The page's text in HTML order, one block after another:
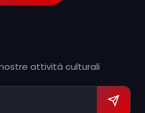
attività culturali